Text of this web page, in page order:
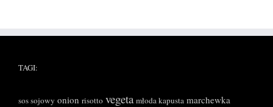
TAGI:
sos sojowy onion risotto vegeta młoda kapusta marchewka